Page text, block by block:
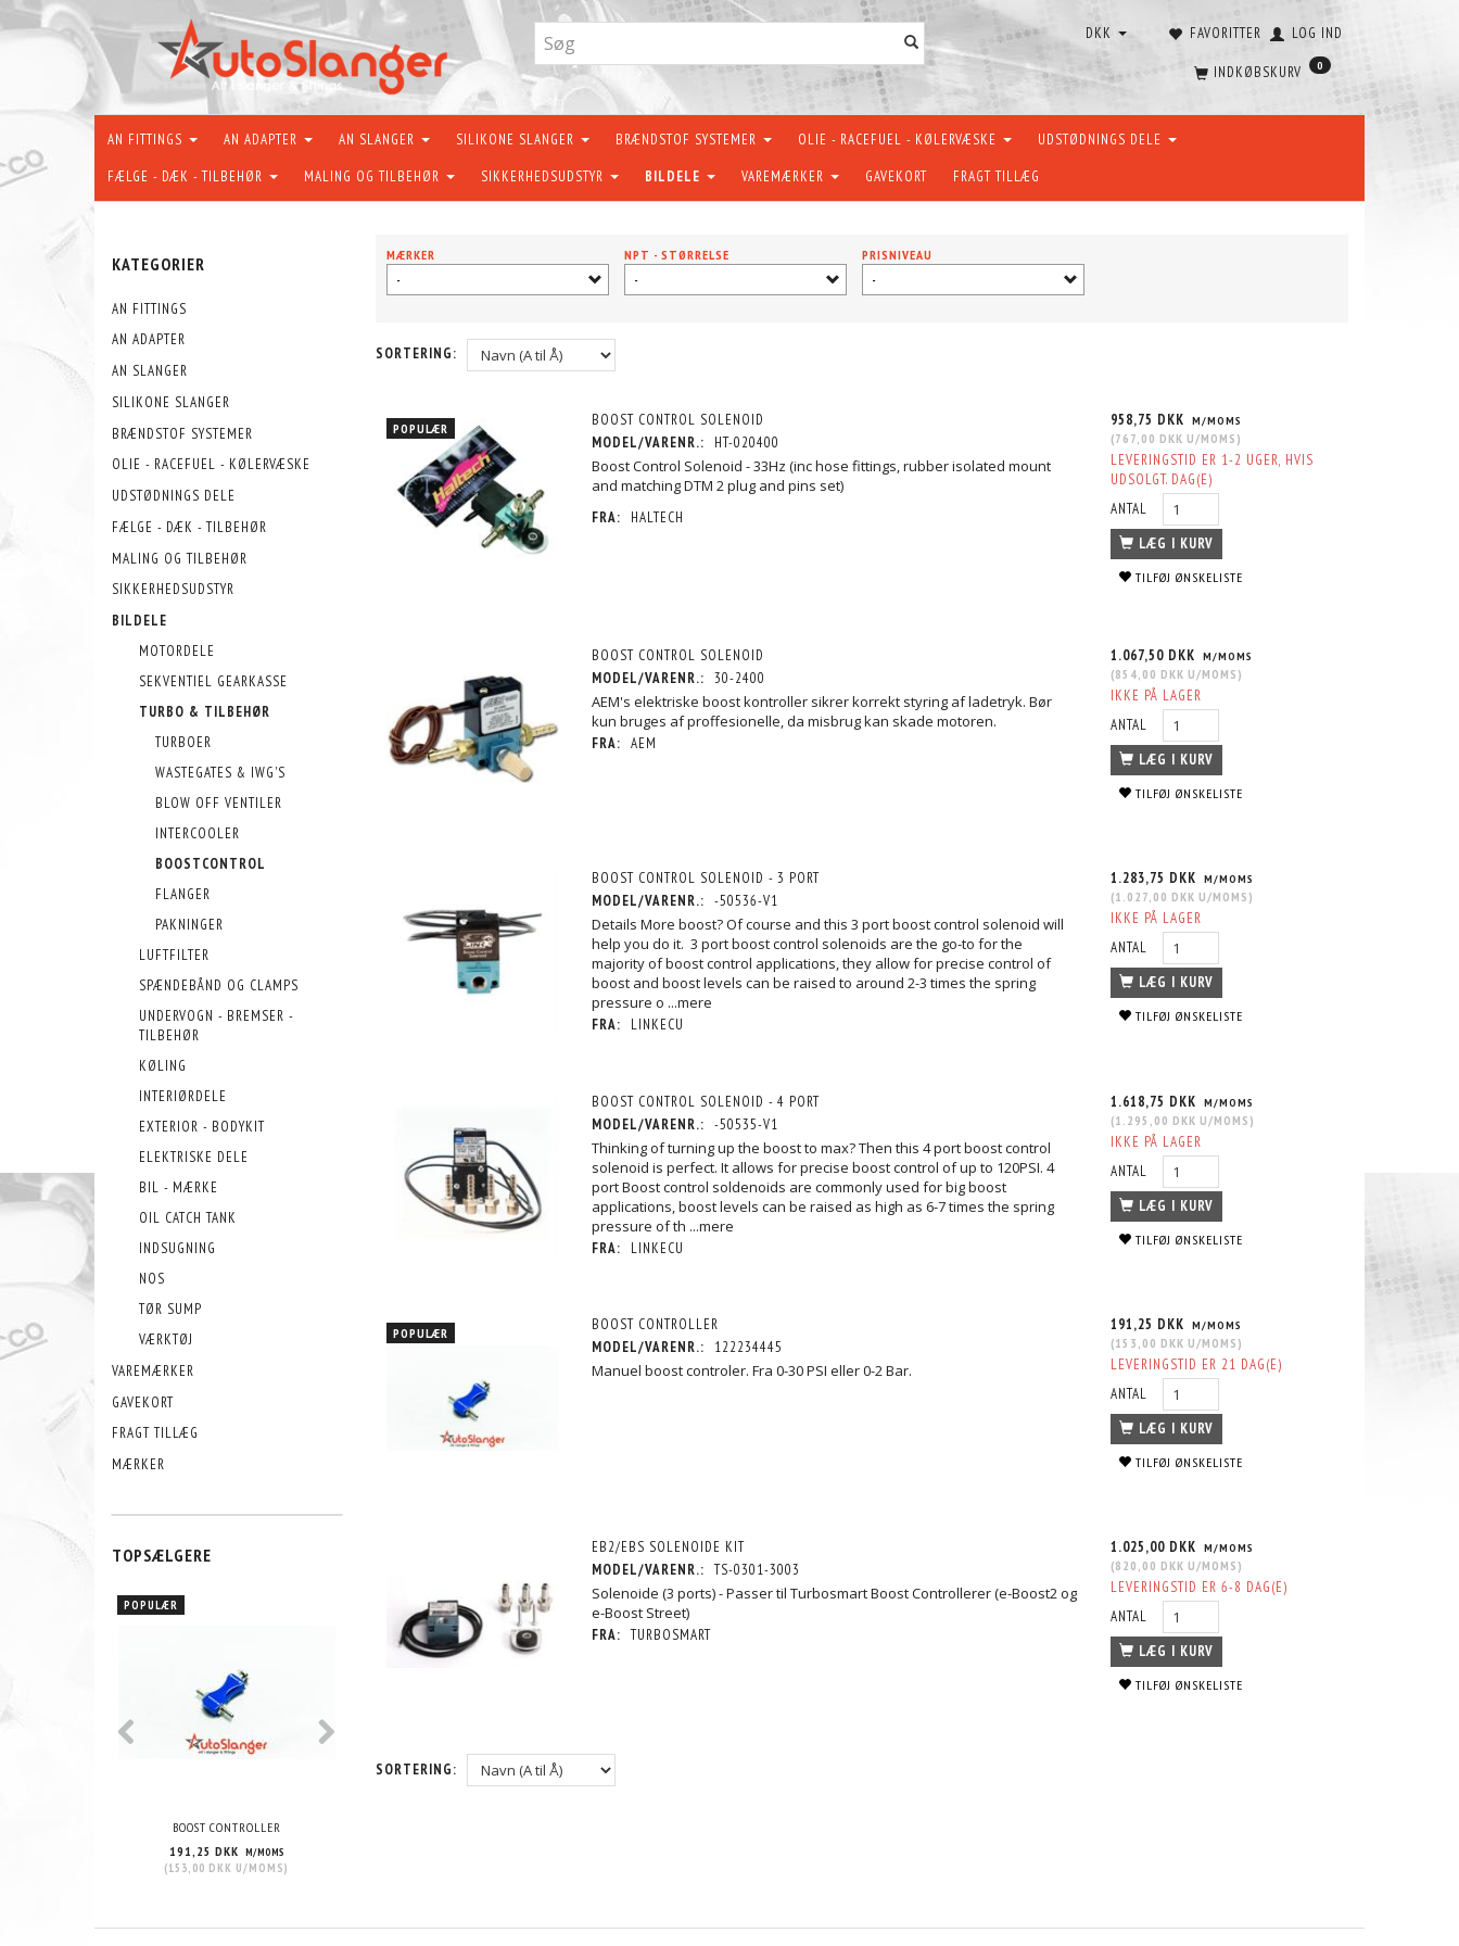
FAVORITTER LOG IND
DKK
INDKØBSKURV 0
AN FITTINGS AN ADAPTER AN SLANGER SILIKONE SLANGER BRÆNDSTOF SYSTEMER OLIE - RACEFUEL - KØLERVÆSKE UDSTØDNINGS DELE
FÆLGE - DÆK - TILBEHØR MALING OG TILBEHØR SIKKERHEDSUDSTYR BILDELE VAREMÆRKER GAVEKORT FRAGT TILLÆG
KATEGORIER
AN FITTINGS
AN ADAPTER
AN SLANGER
SILIKONE SLANGER
BRÆNDSTOF SYSTEMER
OLIE - RACEFUEL - KØLERVÆSKE
UDSTØDNINGS DELE
FÆLGE - DÆK - TILBEHØR
MALING OG TILBEHØR
SIKKERHEDSUDSTYR
BILDELE
MOTORDELE
SEKVENTIEL GEARKASSE
TURBO & TILBEHØR
TURBOER
WASTEGATES & IWG'S
BLOW OFF VENTILER
INTERCOOLER
BOOSTCONTROL
FLANGER
PAKNINGER
LUFTFILTER
SPÆNDEBÅND OG CLAMPS
UNDERVOGN - BREMSER -
TILBEHØR
KØLING
INTERIØRDELE
EXTERIOR - BODYKIT
ELEKTRISKE DELE
BIL - MÆRKE
OIL CATCH TANK
INDSUGNING
NOS
TØR SUMP
VÆRKTØJ
VAREMÆRKER
GAVEKORT
FRAGT TILLÆG
MÆRKER
TOPSÆLGERE
POPULÆR
BOOST CONTROLLER
191,25 DKK M/MOMS
(153,00 DKK U/MOMS)
MÆRKER
-
NPT - STØRRELSE
-
PRISNIVEAU
-
SORTERING:
POPULÆR
BOOST CONTROL SOLENOID
MODEL/VARENR.:
HT-020400
Boost Control Solenoid - 33Hz (inc hose fittings, rubber isolated mount
and matching DTM 2 plug and pins set)
FRA: HALTECH
958,75 DKK M/MOMS
(767,00 DKK U/MOMS )
LEVERINGSTID ER 1-2 UGER, HVIS
UDSOLGT. DAG(E)
ANTAL
LÆG I KURV
TILFØJ ØNSKELISTE
BOOST CONTROL SOLENOID
MODEL/VARENR.: 30-2400
AEM's elektriske boost kontroller sikrer korrekt styring af ladetryk. Bør
kun bruges af proffesionelle, da misbrug kan skade motoren.
FRA: AEM
1.067,50 DKK M/MOMS
(854,00 DKK U/MOMS )
IKKE PÅ LAGER
ANTAL
LÆG I KURV
TILFØJ ØNSKELISTE
BOOST CONTROL SOLENOID - 3 PORT
MODEL/VARENR.: -50536-V1
Details More boost? Of course and this 3 port boost control solenoid will
help you do it. 3 port boost control solenoids are the go-to for the
majority of boost control applications, they allow for precise control of
boost and boost levels can be raised to around 2-3 times the spring
pressure o ...mere
FRA: LINKECU
1.283,75 DKK M/MOMS
(1.027,00 DKK U/MOMS )
IKKE PÅ LAGER
ANTAL
LÆG I KURV
TILFØJ ØNSKELISTE
BOOST CONTROL SOLENOID - 4 PORT
MODEL/VARENR.: -50535-V1
Thinking of turning up the boost to max? Then this 4 port boost control
solenoid is perfect. It allows for precise boost control of up to 120PSI. 4
port Boost control soldenoids are commonly used for big boost
applications, boost levels can be raised as high as 6-7 times the spring
pressure of th ...mere
FRA: LINKECU
1.618,75 DKK M/MOMS
(1.295,00 DKK U/MOMS )
IKKE PÅ LAGER
ANTAL
LÆG I KURV
TILFØJ ØNSKELISTE
POPULÆR
BOOST CONTROLLER
MODEL/VARENR.:
122234445
Manuel boost controler. Fra 0-30 PSI eller 0-2 Bar.
191,25 DKK M/MOMS
(153,00 DKK U/MOMS )
LEVERINGSTID ER 21 DAG(E)
ANTAL
LÆG I KURV
TILFØJ ØNSKELISTE
EB2/EBS SOLENOIDE KIT
MODEL/VARENR.: TS-0301-3003
Solenoide (3 ports) - Passer til Turbosmart Boost Controllerer (e-Boost2 og
e-Boost Street)
FRA: TURBOSMART
1.025,00 DKK M/MOMS
(820,00 DKK U/MOMS )
LEVERINGSTID ER 6-8 DAG(E)
ANTAL
LÆG I KURV
TILFØJ ØNSKELISTE
SORTERING: